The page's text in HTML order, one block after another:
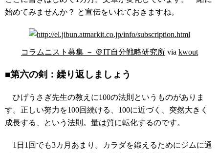
始めてみませんか？ と宣伝をいれておきますね。
コラムニスト募集 － ＠IT自分戦略研究所 via kwout
■第六の剣：繰り返しましょう
ひげうさぎ先生の教えに100の法則というものがありま
す。正しい努力を100回続ける、100に近づく、突然大きく
成長する、という法則。量は質に転化するのです。
1日1回でも3カ月あまり。カラダを鍛えるためにジムに通